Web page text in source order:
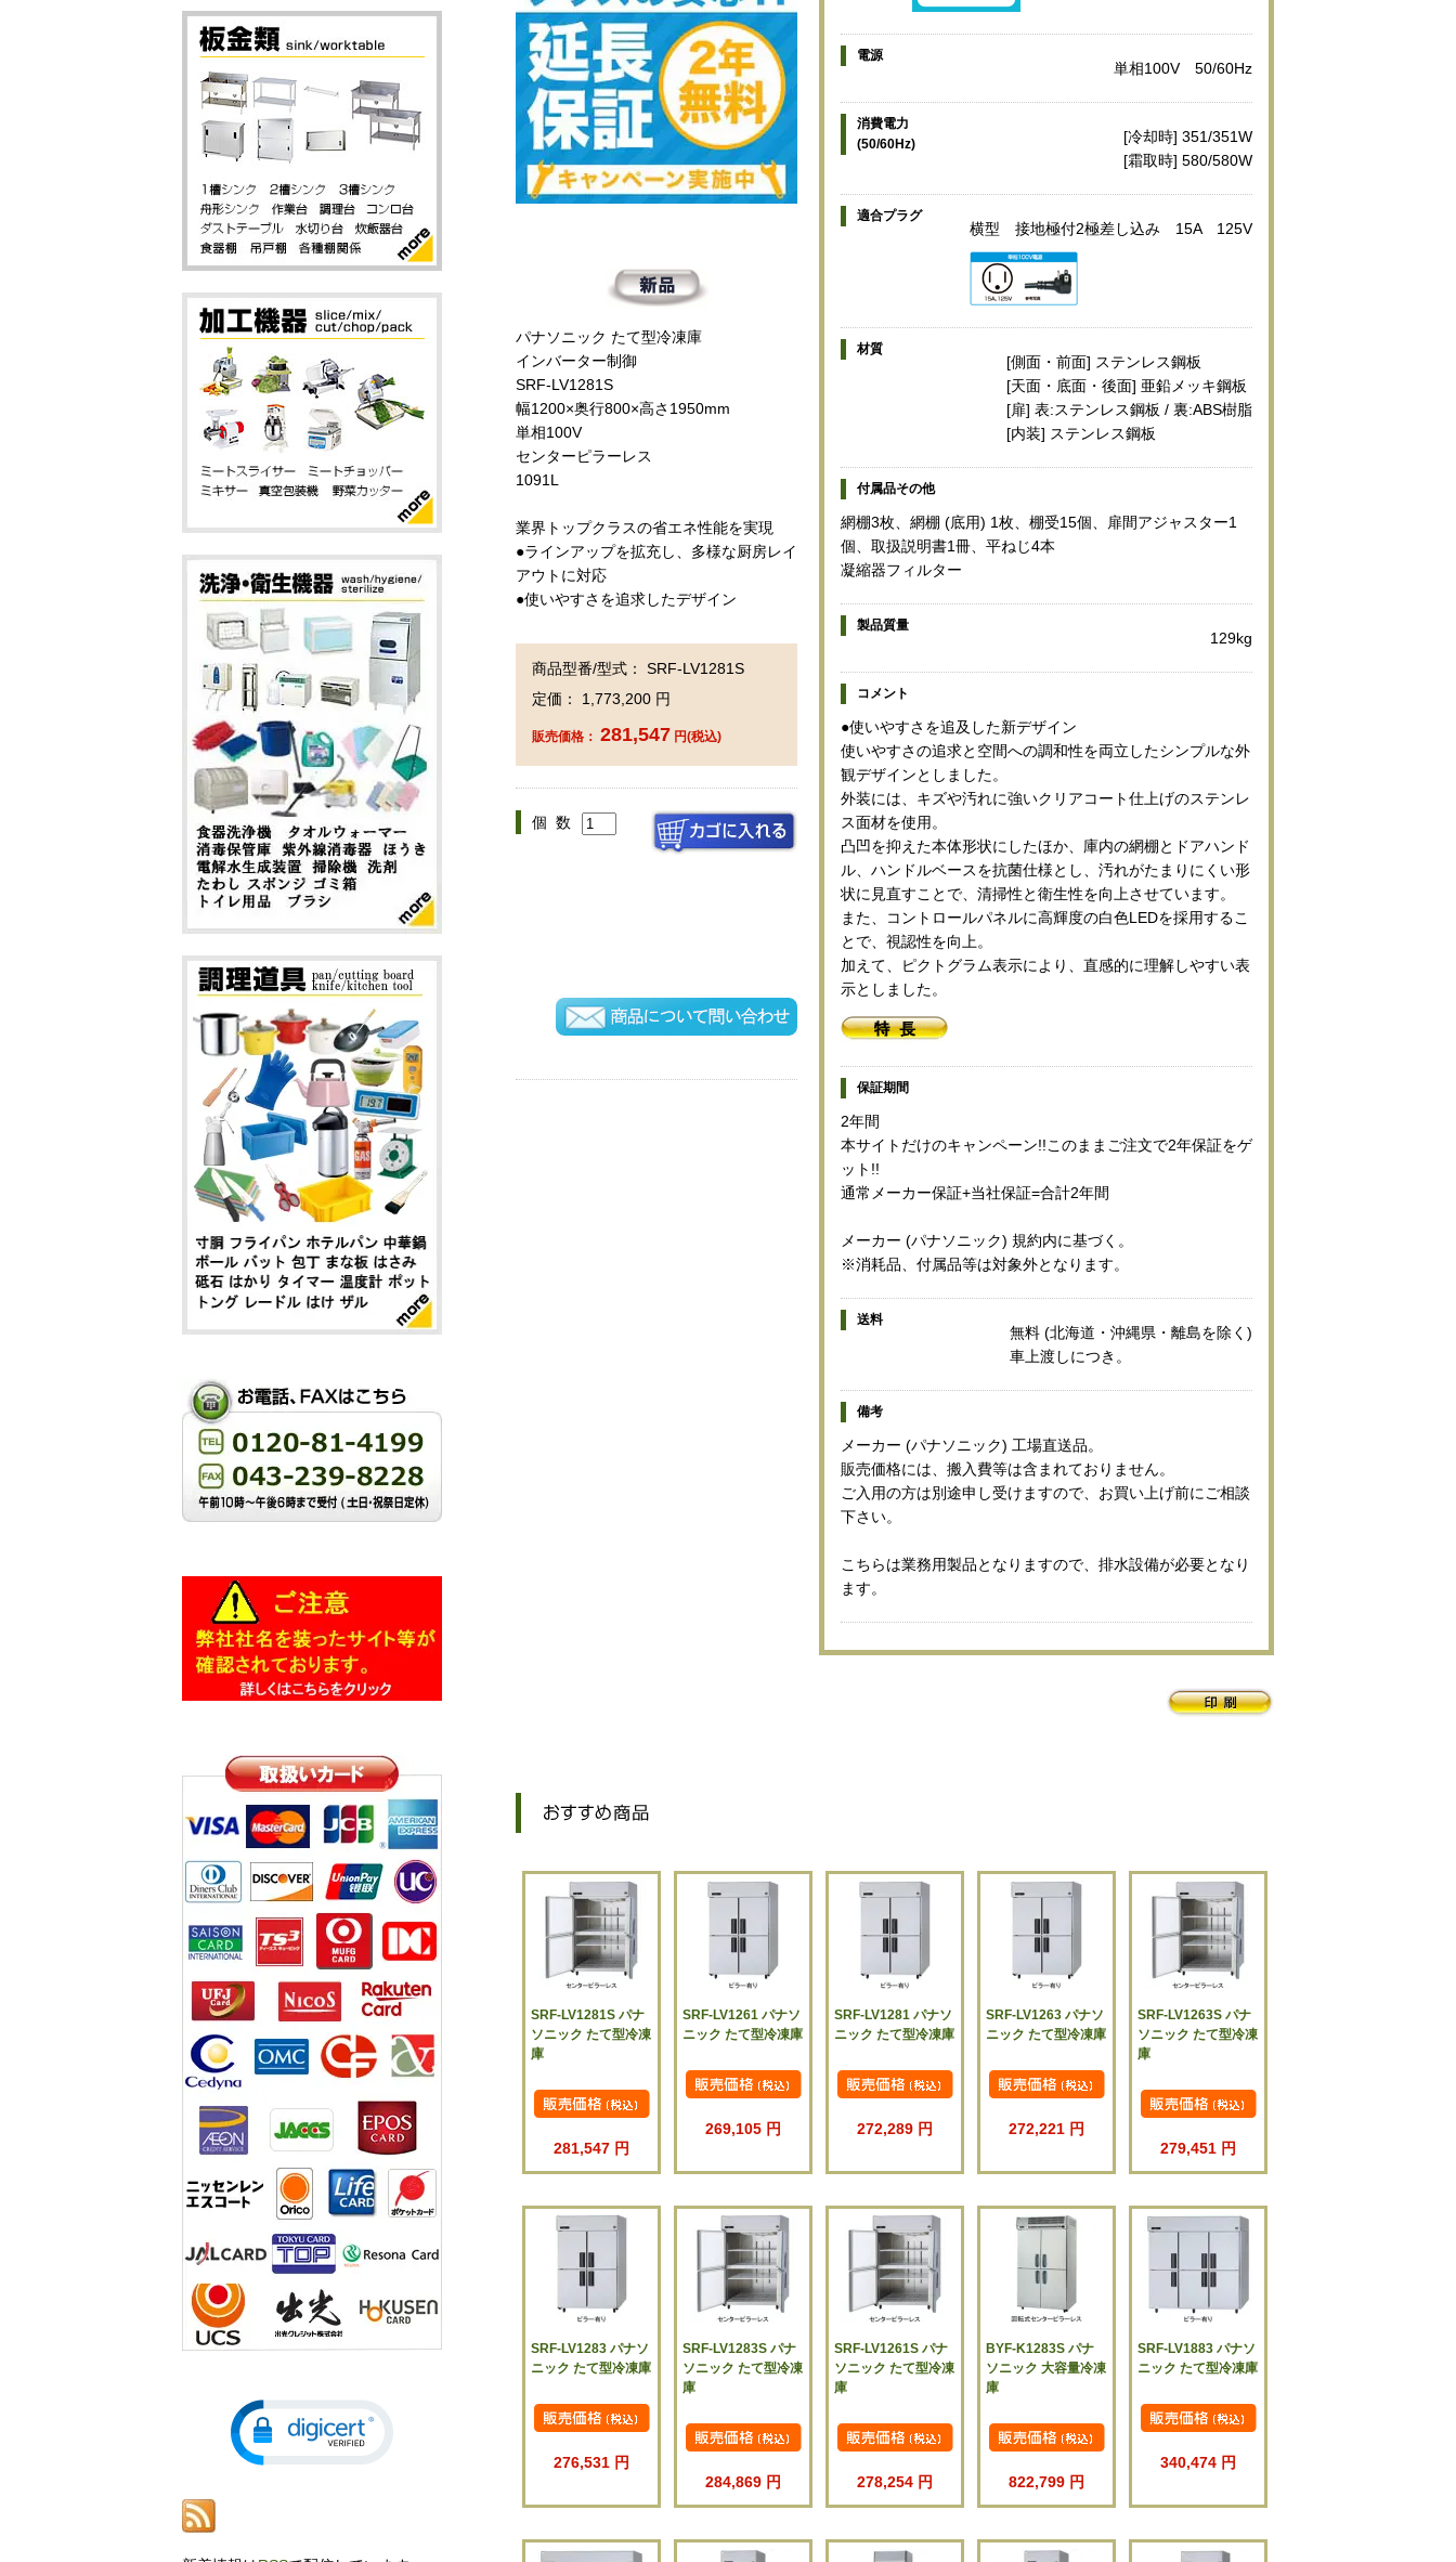
パナソニック たて型冷凍庫
インバーター制御
SRF-LV1281S
幅1200×奥行800×高さ1950mm
単相100V
センターピラーレス
1091L
業界トップクラスの省エネ性能を実現
●ラインアップを拡充し、多様な厨房レイ
アウトに対応
●使いやすさを追求したデザイン
商品型番/型式： SRF-LV1281S
定価： 1,773,200 円
販売価格： 281,547 円(税込)
個 数
電源
単相100V 50/60Hz
消費電力
(50/60Hz)
[冷却時] 351/351W
[霜取時] 580/580W
適合プラグ
横型 接地極付2極差し込み 15A 125V
材質
[側面・前面] ステンレス鋼板
[天面・底面・後面] 亜鉛メッキ鋼板
[扉] 表:ステンレス鋼板 / 裏:ABS樹脂
[内装] ステンレス鋼板
付属品その他
網棚3枚、網棚 (底用) 1枚、棚受15個、扉間アジャスター1
個、取扱説明書1冊、平ねじ4本
凝縮器フィルター
製品質量
129kg
コメント
●使いやすさを追及した新デザイン
使いやすさの追求と空間への調和性を両立したシンプルな外
観デザインとしました。
外装には、キズや汚れに強いクリアコート仕上げのステンレ
ス面材を使用。
凸凹を抑えた本体形状にしたほか、庫内の網棚とドアハンド
ル、ハンドルベースを抗菌仕様とし、汚れがたまりにくい形
状に見直すことで、清掃性と衛生性を向上させています。
また、コントロールパネルに高輝度の白色LEDを採用するこ
とで、視認性を向上。
加えて、ピクトグラム表示により、直感的に理解しやすい表
示としました。
保証期間
2年間
本サイトだけのキャンペーン!!このままご注文で2年保証をゲ
ット!!
通常メーカー保証+当社保証=合計2年間
メーカー (パナソニック) 規約内に基づく。
※消耗品、付属品等は対象外となります。
送料
無料 (北海道・沖縄県・離島を除く)
車上渡しにつき。
備考
メーカー (パナソニック) 工場直送品。
販売価格には、搬入費等は含まれておりません。
ご入用の方は別途申し受けますので、お買い上げ前にご相談
下さい。
こちらは業務用製品となりますので、排水設備が必要となり
ます。
SRF-LV1281S パナ
ソニック たて型冷凍
庫
281,547 円
SRF-LV1261 パナソ
ニック たて型冷凍庫
269,105 円
SRF-LV1281 パナソ
ニック たて型冷凍庫
272,289 円
SRF-LV1263 パナソ
ニック たて型冷凍庫
272,221 円
SRF-LV1263S パナ
ソニック たて型冷凍
庫
279,451 円
SRF-LV1283 パナソ
ニック たて型冷凍庫
276,531 円
SRF-LV1283S パナ
ソニック たて型冷凍
庫
284,869 円
SRF-LV1261S パナ
ソニック たて型冷凍
庫
278,254 円
BYF-K1283S パナ
ソニック 大容量冷凍
庫
822,799 円
SRF-LV1883 パナソ
ニック たて型冷凍庫
340,474 円